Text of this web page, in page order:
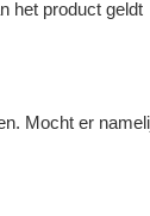
het product geldt
Mocht er